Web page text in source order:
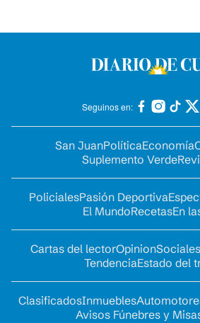
Seguinos en:
San JuanPolíticaEconomía
Suplemento Verde
PolicialesPasión Deportiva
El MundoRecetasEn
Cartas del lectorOpinionSociales
TendenciaEstado del
ClasificadosInmuebles
Avisos Fúnebres y